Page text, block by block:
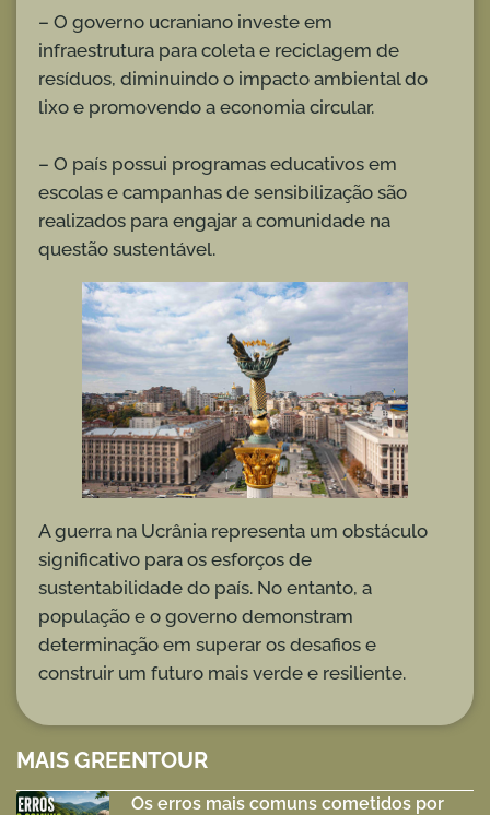
MAIS GREENTOUR
Os erros mais comuns cometidos por
– O governo ucraniano investe em
infraestrutura para coleta e reciclagem de
resíduos, diminuindo o impacto ambiental do
lixo e promovendo a economia circular.
– O país possui programas educativos em
escolas e campanhas de sensibilização são
realizados para engajar a comunidade na
questão sustentável.
A guerra na Ucrânia representa um obstáculo
significativo para os esforços de
sustentabilidade do país. No entanto, a
população e o governo demonstram
determinação em superar os desafios e
construir um futuro mais verde e resiliente.